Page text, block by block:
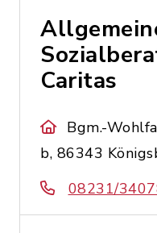
Caritas
Bgm.-
b, 86343
08231/